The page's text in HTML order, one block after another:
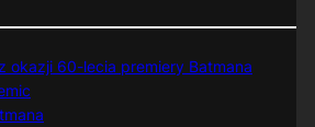
okazji 60-lecia premiery Batmana